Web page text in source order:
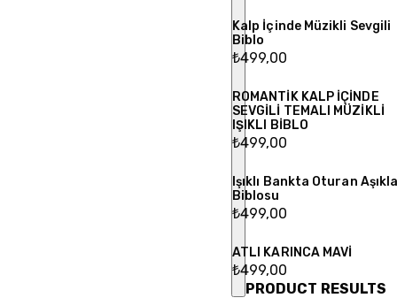
Kalp İçinde Müzikli Sevgili
Biblo
₺499,00
ROMANTİK KALP İÇİNDE
SEVGİLİ TEMALI MÜZİKLİ
IŞIKLI BİBLO
₺499,00
Işıklı Bankta Oturan
Biblosu
₺499,00
ATLI KARINCA MAVİ
₺499,00
PRODUCT RESULTS